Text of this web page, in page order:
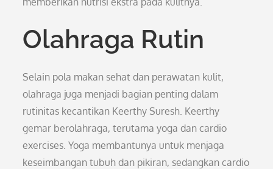
Olahraga Rutin
Selain pola makan sehat dan perawatan kulit,
olahraga juga menjadi bagian penting dalam
rutinitas kecantikan Keerthy Suresh. Keerthy
gemar berolahraga, terutama yoga dan cardio
exercises. Yoga membantunya untuk menjaga
keseimbangan tubuh dan pikiran, sedangkan cardio